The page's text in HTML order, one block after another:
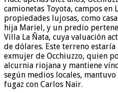
camionetas Toyota, campos en
propiedades lujosas, como
hija Mariel, y un predio
Villa La Ñata, cuya valuación
de dólares. Este terreno
exmujer de Occhiuzzo, quien
alcurnia riojana y mantiene
según medios locales,
fugaz con Carlos Nair.